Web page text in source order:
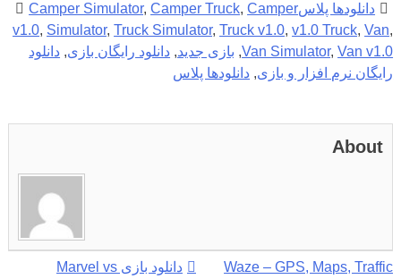
دانلودها پلاس Camper Simulator,Camper Truck,Camper
v1.0, Simulator,Truck Simulator,Truck v1.0,v1.0 Truck,Van,
Van Simulator,Van v1.0
, بازی جدید, دانلود رایگان بازی, دانلود
رایگان نرم افزار و بازی, دانلودها پلاس
About
راهبری
دانلود بازی Marvel vs
Waze – GPS, Maps, Traffic